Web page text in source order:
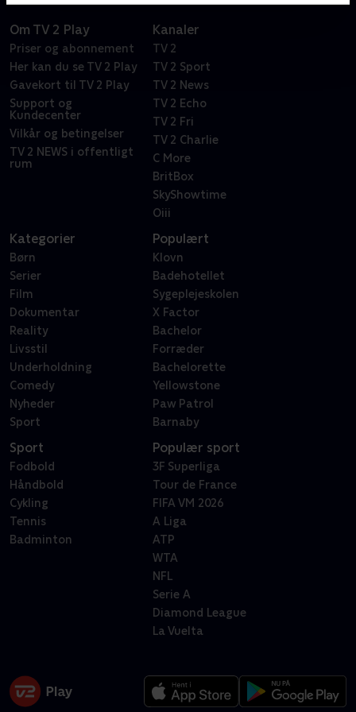
Om TV 2 Play
Priser og abonnement
Her kan du se TV 2 Play
Gavekort til TV 2 Play
Support og
Kundecenter
Vilkår og betingelser
TV 2 NEWS i offentligt
rum
Kanaler
TV 2
TV 2 Sport
TV 2 News
TV 2 Echo
TV 2 Fri
TV 2 Charlie
C More
BritBox
SkyShowtime
Oiii
Kategorier
Børn
Serier
Film
Dokumentar
Reality
Livsstil
Underholdning
Comedy
Nyheder
Sport
Populært
Klovn
Badehotellet
Sygeplejeskolen
X Factor
Bachelor
Forræder
Bachelorette
Yellowstone
Paw Patrol
Barnaby
Sport
Fodbold
Håndbold
Cykling
Tennis
Badminton
Populær sport
3F Superliga
Tour de France
FIFA VM 2026
A Liga
ATP
WTA
NFL
Serie A
Diamond League
La Vuelta